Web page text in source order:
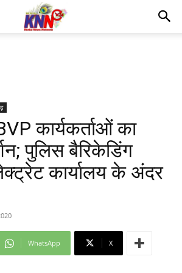
कार्यकर्ताओं का
पुलिस बैरिकेडिंग
कार्यालय के अंदर
WhatsApp X